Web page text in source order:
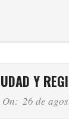
Y
On: 26 de